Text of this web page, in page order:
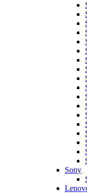
Sony